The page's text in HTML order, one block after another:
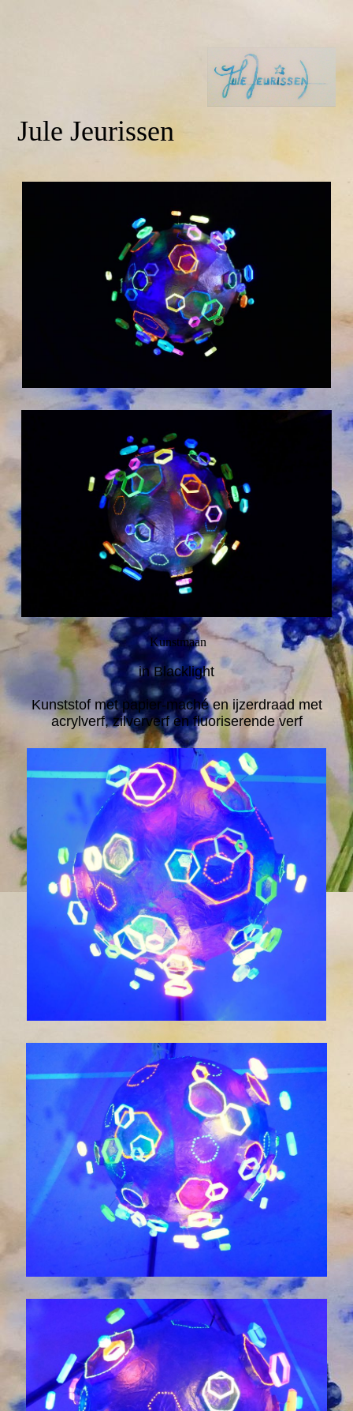
Jule Jeurissen
Kunstmaan
in Blacklight
Kunststof met papier-maché en ijzerdraad met
acrylverf, zilververf en fluoriserende verf